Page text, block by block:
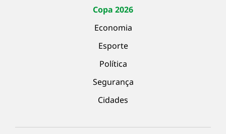
Copa 2026
Economia
Esporte
Política
Segurança
Cidades